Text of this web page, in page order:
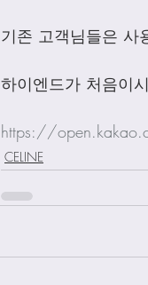
기존 고객님들은 사
하이엔드가 처음이
https://
CELINE